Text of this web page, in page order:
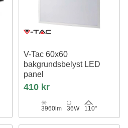
V-Tac 60x60
bakgrundsbelyst LED
panel
36W, vit kant
410 kr
3960lm 36W 110°